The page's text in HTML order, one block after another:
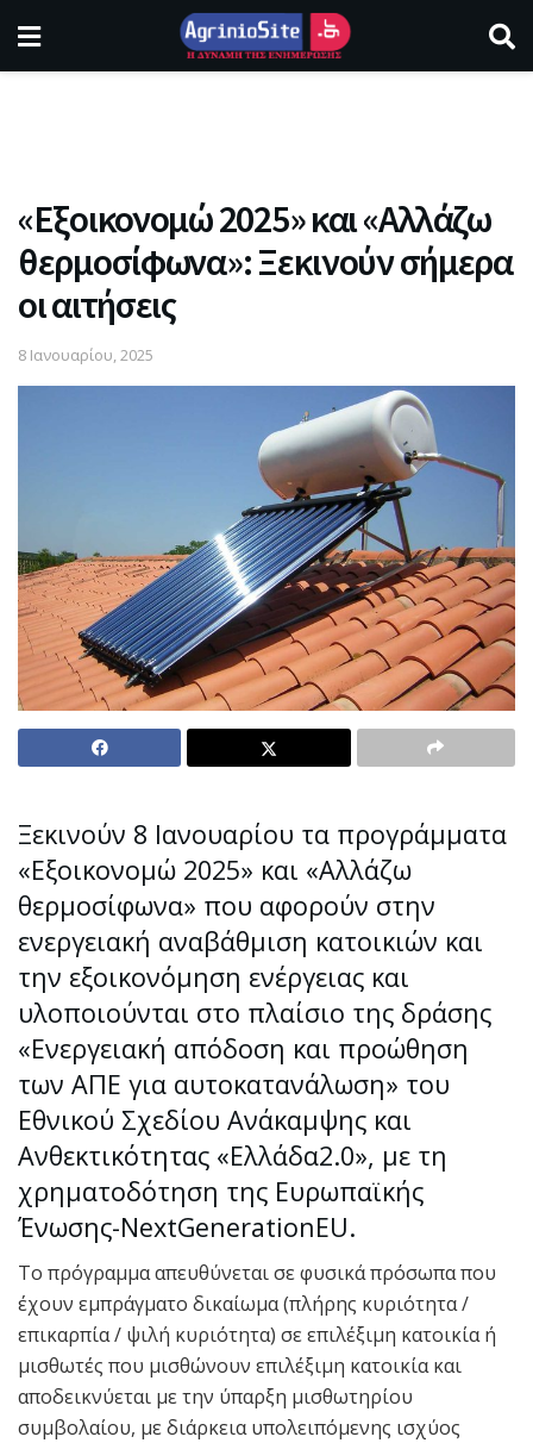
«Εξοικονομώ 2025» και «Αλλάζω
θερμοσίφωνα»: Ξεκινούν σήμερα
οι αιτήσεις
8 Ιανουαρίου, 2025
Ξεκινούν 8 Ιανουαρίου τα προγράμματα
«Εξοικονομώ 2025» και «Αλλάζω
θερμοσίφωνα» που αφορούν στην
ενεργειακή αναβάθμιση κατοικιών και
την εξοικονόμηση ενέργειας και
υλοποιούνται στο πλαίσιο της δράσης
«Ενεργειακή απόδοση και προώθηση
των ΑΠΕ για αυτοκατανάλωση» του
Εθνικού Σχεδίου Ανάκαμψης και
Ανθεκτικότητας «Ελλάδα2.0», με τη
χρηματοδότηση της Ευρωπαϊκής
Ένωσης-NextGenerationEU.
Το πρόγραμμα απευθύνεται σε φυσικά πρόσωπα που
έχουν εμπράγματο δικαίωμα (πλήρης κυριότητα /
επικαρπία / ψιλή κυριότητα) σε επιλέξιμη κατοικία ή
μισθωτές που μισθώνουν επιλέξιμη κατοικία και
αποδεικνύεται με την ύπαρξη μισθωτηρίου
συμβολαίου, με διάρκεια υπολειπόμενης ισχύος